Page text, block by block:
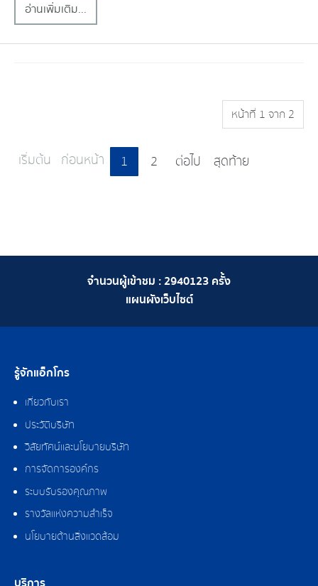
อ่านเพิ่มเติม...
หน้าที่ 1 จาก 2
เริ่มต้น ก่อนหน้า 1 2 ต่อไป สุดท้าย
จำนวนผู้เข้าชม :2940123 ครั้ง
แผนผังเว็บไซต์
รู้จักแอ็กโกร
เกี่ยวกับเรา
ประวัติบริษัท
วิสัยทัศน์และนโยบายบริษัท
การจัดการองค์กร
ระบบรับรองคุณภาพ
รางวัลแห่งความสำเร็จ
นโยบายด้านสิ่งแวดล้อม